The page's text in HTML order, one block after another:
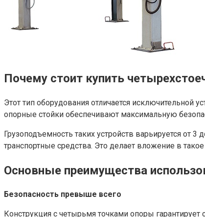
Почему стоит купить
Этот тип оборудования отличается исключительной
опорные стойки обеспечивают максимальную
Грузоподъемность таких устройств варьируется от
транспортные средства. Это делает вложение в
Основные преимущества
Безопасность превыше всего
Конструкция с четырьмя точками опоры